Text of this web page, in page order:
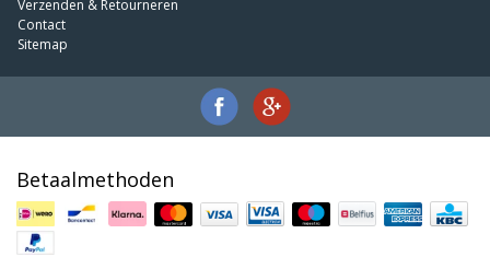
Verzenden & Retourneren
Contact
Sitemap
Betaalmethoden